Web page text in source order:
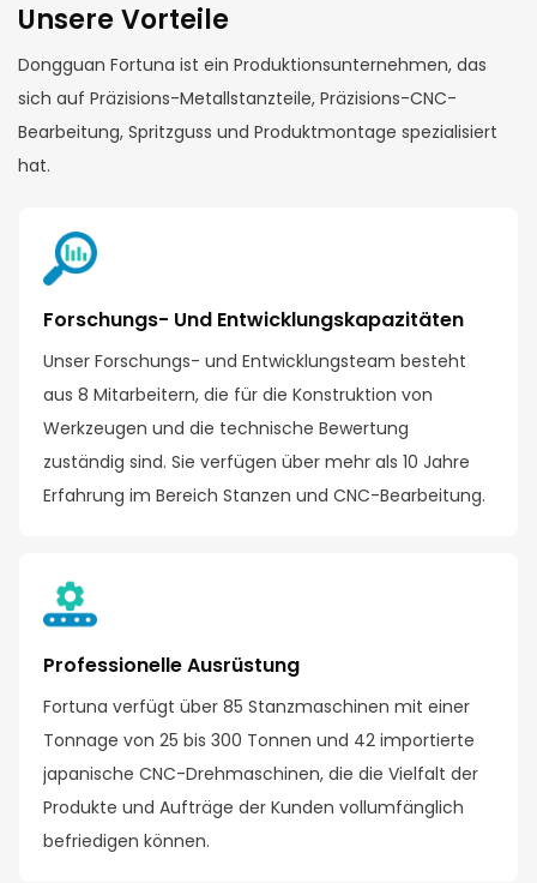
Unsere Vorteile
Dongguan Fortuna ist ein Produktionsunternehmen, das
sich auf Präzisions-Metallstanzteile, Präzisions-CNC-
Bearbeitung, Spritzguss und Produktmontage spezialisiert
hat.
Forschungs- Und Entwicklungskapazitäten
Unser Forschungs- und Entwicklungsteam besteht
aus 8 Mitarbeitern, die für die Konstruktion von
Werkzeugen und die technische Bewertung
zuständig sind. Sie verfügen über mehr als 10 Jahre
Erfahrung im Bereich Stanzen und CNC-Bearbeitung.
Professionelle Ausrüstung
Fortuna verfügt über 85 Stanzmaschinen mit einer
Tonnage von 25 bis 300 Tonnen und 42 importierte
japanische CNC-Drehmaschinen, die die Vielfalt der
Produkte und Aufträge der Kunden vollumfänglich
befriedigen können.